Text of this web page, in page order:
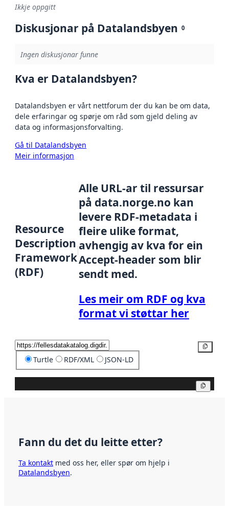
Ikkje oppgitt
Diskusjonar på Datalandsbyen 0
Ingen diskusjonar funne
Kva er Datalandsbyen?
Datalandsbyen er vårt nettforum der du kan be om data,
dele erfaringar og spørje om råd som gjeld deling av
data og informasjonsforvalting.
Gå til Datalandsbyen
Meir informasjon
Resource
Description
Framework
(RDF)
Alle URL-ar til ressursar
på data.norge.no kan
levere RDF-metadata i
fleire ulike format,
avhengig av kva for ein
Accept-header som blir
sendt med.
Les meir om RDF og kva
format vi støttar her
Turtle RDF/XML JSON-LD
Fann du det du leitte etter?
Ta kontakt med oss her, eller spør om hjelp i
Datalandsbyen.